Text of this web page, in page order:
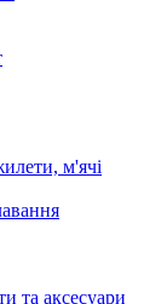
м'ячі
та аксесуари